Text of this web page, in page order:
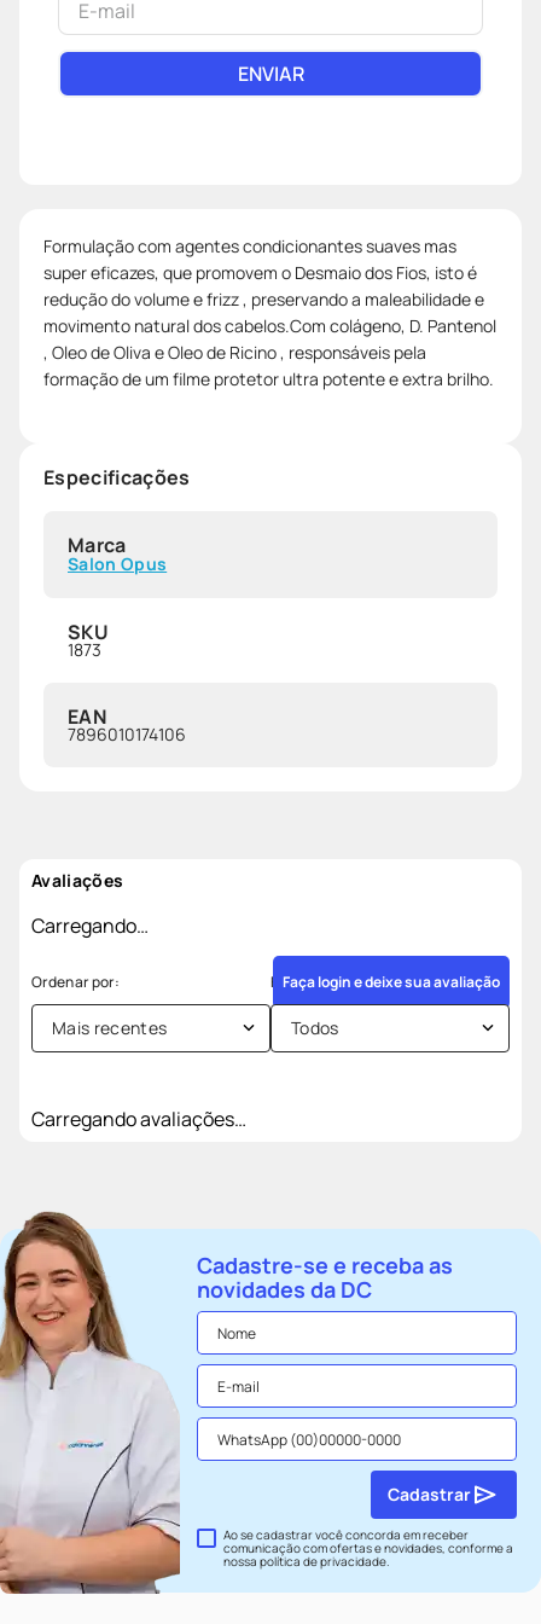
ENVIAR
Formulação com agentes condicionantes suaves mas
super eficazes, que promovem o Desmaio dos Fios, isto é
redução do volume e frizz , preservando a maleabilidade e
movimento natural dos cabelos.Com colágeno, D. Pantenol
, Oleo de Oliva e Oleo de Ricino , responsáveis pela
formação de um filme protetor ultra potente e extra brilho.
Especificações
Marca
Salon Opus
SKU
1873
EAN
7896010174106
Avaliações
Carregando…
Faça login e deixe sua avaliação
Mais recentes Todos
Carregando avaliações…
Cadastre-se e receba as
novidades da DC
Ao se cadastrar você concorda em receber
comunicação com ofertas e novidades, conforme a
nossapolítica de privacidade.
Cadastrar